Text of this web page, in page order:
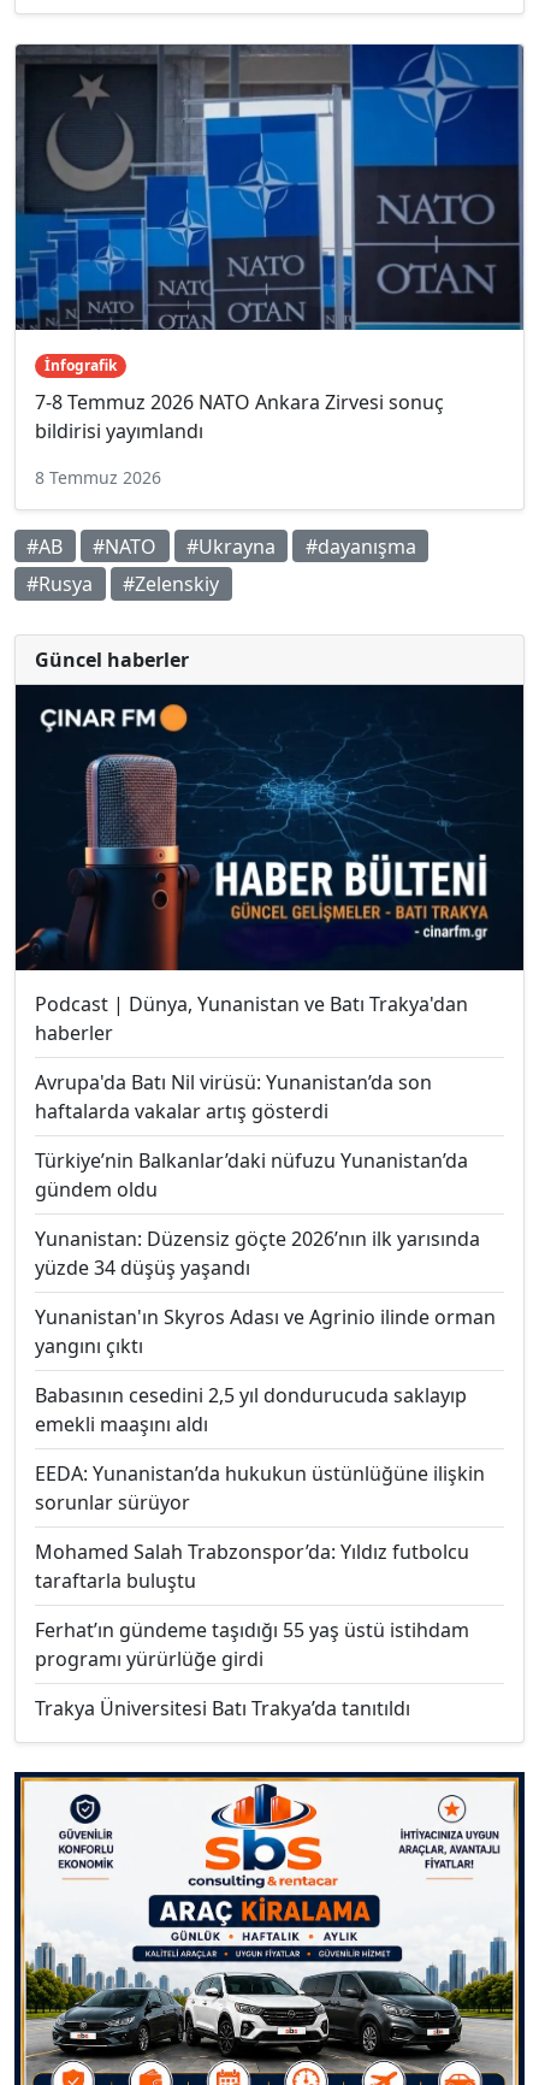
İnfografik
7-8 Temmuz 2026 NATO Ankara Zirvesi sonuç
bildirisi yayımlandı
8 Temmuz 2026
#AB #NATO #Ukrayna
#dayanışma
#Rusya
#Zelenskiy
Güncel haberler
Podcast | Dünya, Yunanistan ve Batı Trakya'dan
haberler
Avrupa'da Batı Nil virüsü: Yunanistan’da son
haftalarda vakalar artış gösterdi
Türkiye’nin Balkanlar’daki nüfuzu Yunanistan’da
gündem oldu
Yunanistan: Düzensiz göçte 2026’nın ilk yarısında
yüzde 34 düşüş yaşandı
Yunanistan'ın Skyros Adası ve Agrinio ilinde orman
yangını çıktı
Babasının cesedini 2,5 yıl dondurucuda saklayıp
emekli maaşını aldı
EEDA: Yunanistan’da hukukun üstünlüğüne ilişkin
sorunlar sürüyor
Mohamed Salah Trabzonspor’da: Yıldız futbolcu
taraftarla buluştu
Ferhat’ın gündeme taşıdığı 55 yaş üstü istihdam
programı yürürlüğe girdi
Trakya Üniversitesi Batı Trakya’da tanıtıldı